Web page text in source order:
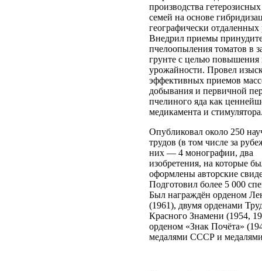
производства
семей на основе
географически отдаленных
Внедрил приемы
пчелоопыления томатов в
грунте с целью повышения
урожайности. Провел
эффективных приемов
добывания и первичной
пчелиного яда как
медикамента и
Опубликовал около 250
трудов (в том числе за
них — 4 монографии, два
изобретения, на которые
оформлены авторские
Подготовил более 5 000
Был награждён орденом
(1961), двумя орденами
Красного Знамени (1954,
орденом «Знак Почёта»
медалями СССР и